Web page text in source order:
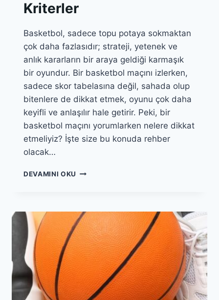
Kriterler
Basketbol, sadece topu potaya sokmaktan
çok daha fazlasıdır; strateji, yetenek ve
anlık kararların bir araya geldiği karmaşık
bir oyundur. Bir basketbol maçını izlerken,
sadece skor tabelasına değil, sahada olup
bitenlere de dikkat etmek, oyunu çok daha
keyifli ve anlaşılır hale getirir. Peki, bir
basketbol maçını yorumlarken nelere dikkat
etmeliyiz? İşte size bu konuda rehber
olacak…
DEVAMINI OKU BASKETBOL
TEMEL
KRITERLER